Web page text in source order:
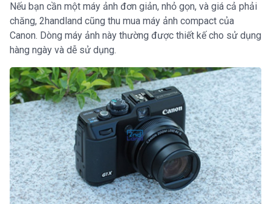
Nếu bạn cần một máy ảnh đơn giản, nhỏ gọn, và giá cả phải
chăng, 2handland cũng thu mua máy ảnh compact của
Canon. Dòng máy ảnh này thường được thiết kế cho sử dụng
hàng ngày và dễ sử dụng.